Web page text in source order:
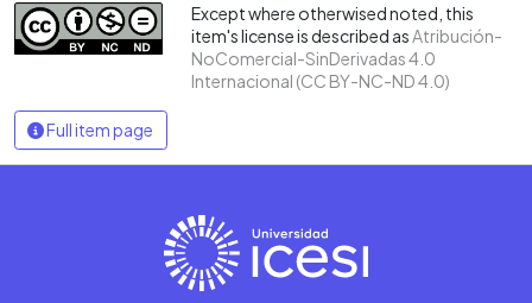
Except where otherwised noted, this
item's license is described asAtribución-
NoComercial-SinDerivadas 4.0
Internacional (CC BY-NC-ND 4.0)
Full item page